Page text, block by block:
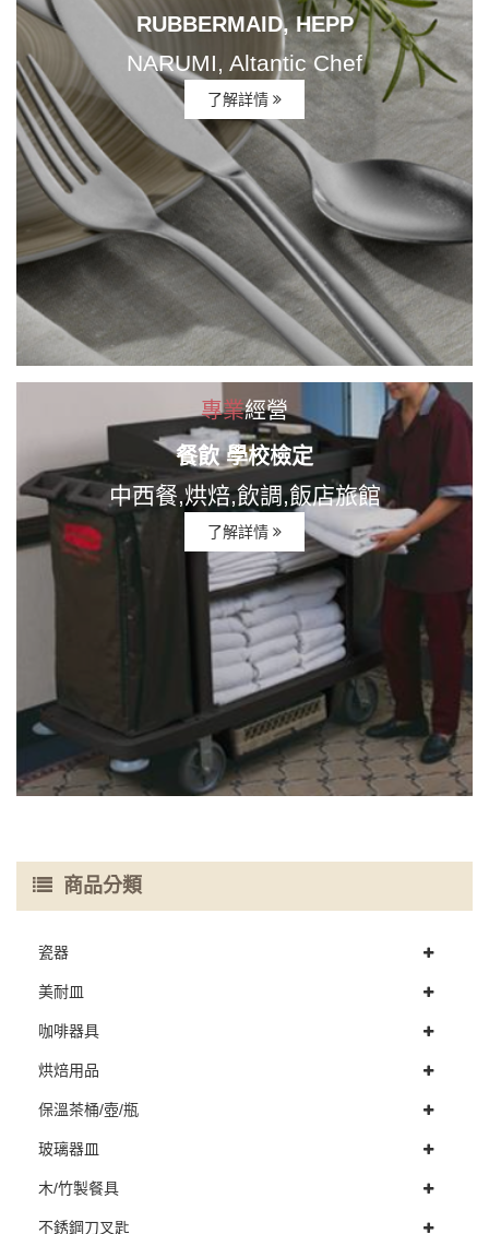
RUBBERMAID, HEPP
NARUMI, Altantic Chef
了解詳情
專業經營
餐飲 學校檢定
中西餐,烘焙,飲調,飯店旅館
了解詳情
商品分類
瓷器
美耐皿
咖啡器具
烘焙用品
保溫茶桶/壺/瓶
玻璃器皿
木/竹製餐具
不銹鋼刀叉匙